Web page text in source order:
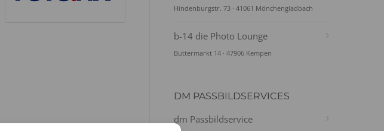
Hindenburgstr. 73 · 41061 Mönchengladbach
b-14 die Photo Lounge
Buttermarkt 14 · 47906 Kempen
DM PASSBILDSERVICES
dm Passbildservice